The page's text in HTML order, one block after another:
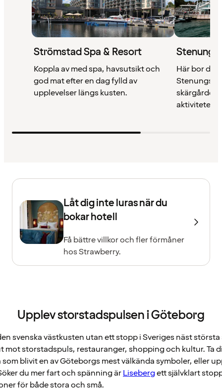
Strömstad Spa & Resort
Koppla av med spa, havsutsikt och
god mat efter en dag fylld av
upplevelser längs kusten.
Här bor du
skärgården
aktiviteter.
Låt dig inte luras när du
bokar hotell
Få bättre villkor och fler förmåner
hos Strawberry.
Upplev storstadspulsen i Göteborg
svenska västkusten utan ett stopp i Sveriges näst
mot storstadspuls, restauranger, shopping och kultur. Ta
blivit en av Göteborgs mest välkända symboler, eller
du mer fart och spänning ärLisebergett självklart
för både stora och små.